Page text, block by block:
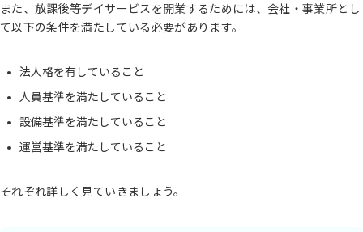
また、放課後等デイサービスを開業するためには、会社・事業所とし
て以下の条件を満たしている必要があります。
法人格を有していること
人員基準を満たしていること
設備基準を満たしていること
運営基準を満たしていること
それぞれ詳しく見ていきましょう。